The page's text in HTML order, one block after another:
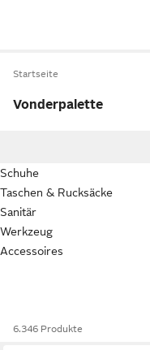
Startseite
Vonderpalette
Schuhe
Taschen & Rucksäcke
Sanitär
Werkzeug
Accessoires
6.346 Produkte